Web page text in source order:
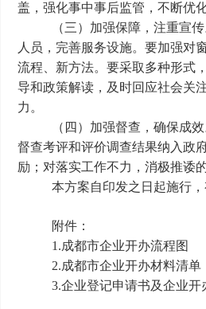
盖，强化事中事后监管，不断优
（三）加强保障，注重宣
人员，完善服务设施。要加强对
流程、新方法。要采取多种形式
导和政策解读，及时回应社会关
力。
（四）加强督查，确保成
督查考评和评价调查结果纳入政
励；对落实工作不力，消极推诿
本方案自印发之日起施行
附件：
1.成都市企业开办流程图
2.成都市企业开办材料清单
3.企业登记申请书及企业开